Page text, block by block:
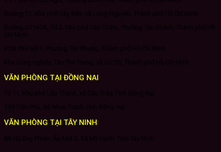
VĂN PHÒNG TẠI ĐỒNG NAI
VĂN PHÒNG TẠI TÂY NINH